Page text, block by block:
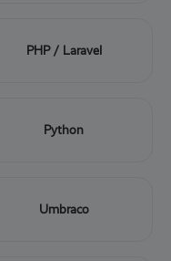
PHP / Laravel
Python
Umbraco